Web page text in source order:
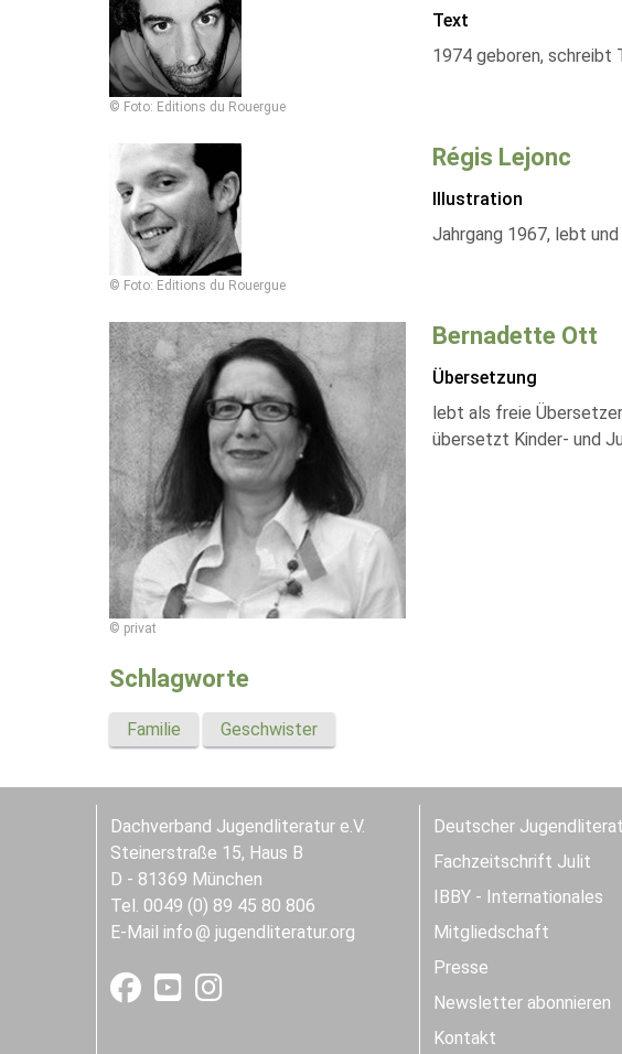
© Foto: Editions du Rouergue
Text
1974 geboren, schreibt
© Foto: Editions du Rouergue
Régis Lejonc
Illustration
Jahrgang 1967, lebt
© privat
Bernadette Ott
Übersetzung
lebt als freie
übersetzt Kinder- und
Schlagworte
Familie Geschwister
Dachverband Jugendliteratur e.V.
Steinerstraße 15, Haus B
D - 81369 München
Tel. 0049 (0) 89 45 80 806
E-Mail info jugendliteratur.org
Deutscher
Fachzeitschrift Julit
IBBY - Internationales
Mitgliedschaft
Presse
Newsletter abonnieren
Kontakt